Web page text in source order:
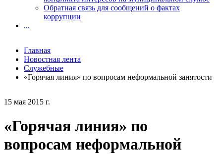
15 мая 2015 г.
«Горячая линия» по
вопросам неформальной
Обратная связь для сообщений о фактах
коррупции
...
Главная
Новостная лента
Служебные
«Горячая линия» по вопросам неформальной занятости